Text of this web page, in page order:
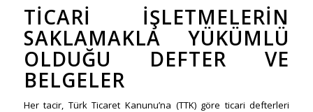
TICARI İŞLETMELERIN
SAKLAMAKLA YÜKÜMLÜ
OLDUĞU DEFTER VE
BELGELER
Her tacir, Türk Ticaret Kanunu’na (TTK) göre ticari defterleri